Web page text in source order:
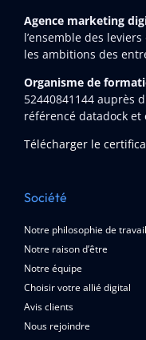
Agence marketing
l’ensemble des
les ambitions des
Organisme de
52440841144auprès
référencé datadock
Télécharger le
Société
Notre philosophie de travail
Notre raison d’être
Notre équipe
Choisir votre allié digital
Avis clients
Nous rejoindre